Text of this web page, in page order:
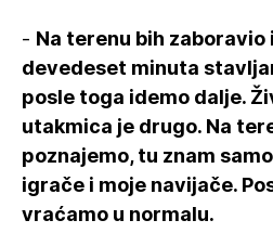
- Na terenu bih
devedeset minuta
posle toga idemo dalje.
utakmica je drugo. Na
poznajemo, tu znam
igrače i moje navijače.
vraćamo u normalu.